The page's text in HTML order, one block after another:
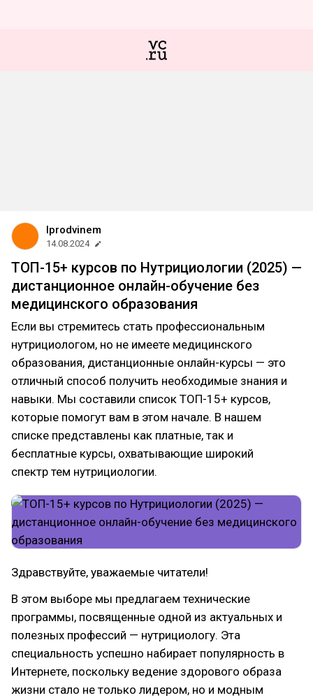
Iprodvinem
14.08.2024
ТОП-15+ курсов по Нутрициологии (2025) —
дистанционное онлайн-обучение без
медицинского образования
Если вы стремитесь стать профессиональным
нутрициологом, но не имеете медицинского
образования, дистанционные онлайн-курсы — это
отличный способ получить необходимые знания и
навыки. Мы составили список ТОП-15+ курсов,
которые помогут вам в этом начале. В нашем
списке представлены как платные, так и
бесплатные курсы, охватывающие широкий
спектр тем нутрициологии.
Здравствуйте, уважаемые читатели!
В этом выборе мы предлагаем технические
программы, посвященные одной из актуальных и
полезных профессий — нутрициологу. Эта
специальность успешно набирает популярность в
Интернете, поскольку ведение здорового образа
жизни стало не только лидером, но и модным